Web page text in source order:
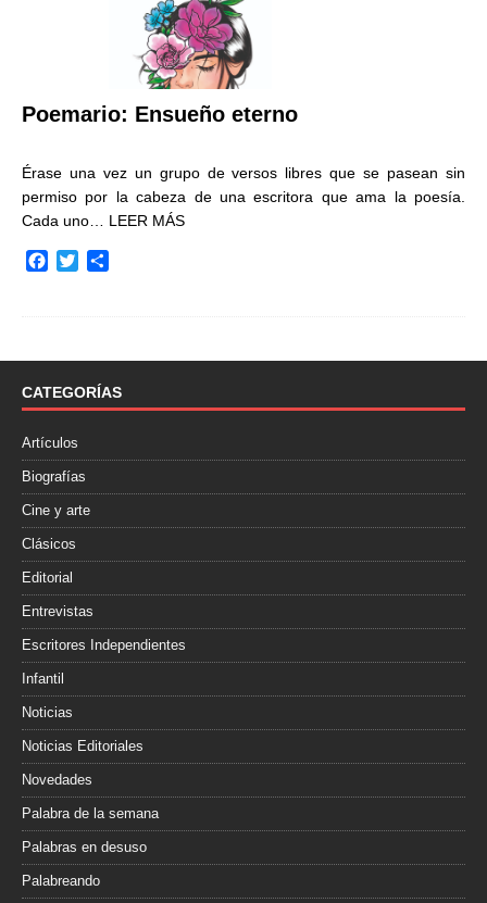
Poemario: Ensueño eterno
Érase una vez un grupo de versos libres que se pasean sin
permiso por la cabeza de una escritora que ama la poesía.
Cada uno… LEER MÁS
o
k
r
t
i
CATEGORÍAS
Artículos
Biografías
Cine y arte
Clásicos
Editorial
Entrevistas
Escritores Independientes
Infantil
Noticias
Noticias Editoriales
Novedades
Palabra de la semana
Palabras en desuso
Palabreando